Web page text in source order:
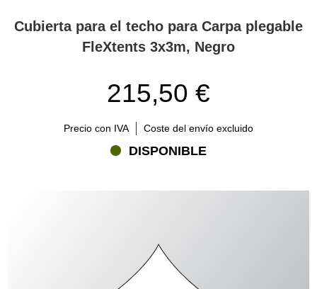
Cubierta para el techo para Carpa plegable
FleXtents 3x3m, Negro
215,50 €
Precio con IVA Coste del envío excluido
DISPONIBLE